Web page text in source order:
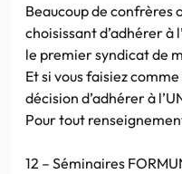
Beaucoup de confrères
choisissant d’adhérer à
le premier syndicat de
Et si vous faisiez
décision d’adhérer à
Pour tout
12 – Séminaires